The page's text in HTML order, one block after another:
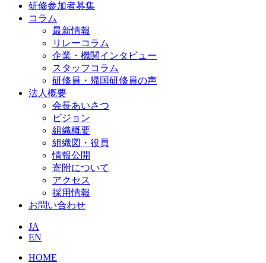
研修参加者募集
コラム
最新情報
リレーコラム
企業・機関インタビュー
スタッフコラム
研修員・帰国研修員の声
法人概要
会長あいさつ
ビジョン
組織概要
組織図・役員
情報公開
寄附について
アクセス
採用情報
お問い合わせ
JA
EN
HOME